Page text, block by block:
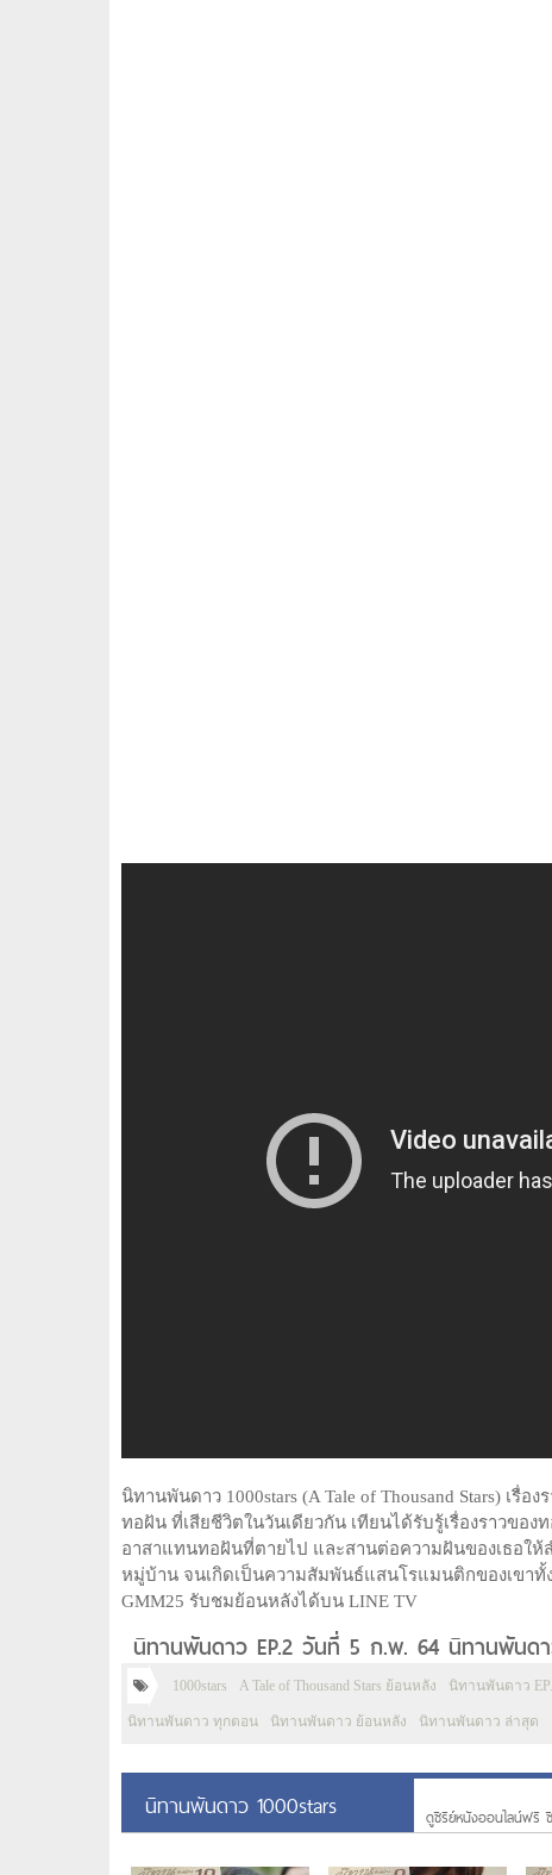
นิทานพันดาว 1000stars (A Tale of Thousand Stars) เ
ทอฝัน ที่เสียชีวิตในวันเดียวกัน เทียนได้รับรู้เรื่องราวขอ
อาสาแทนทอฝันที่ตายไป และสานต่อความฝันของเธอใ
หมู่บ้าน จนเกิดเป็นความสัมพันธ์แสนโรแมนติกของเขา
GMM25 รับชมย้อนหลังได้บน LINE TV
นิทานพันดาว EP.2 วันที่ 5 ก.พ. 64 นิทานพันด
1000stars A Tale of Thousand Stars ย้อนหลัง นิทานพันดาว
นิทานพันดาว ทุกตอน นิทานพันดาว ย้อนหลัง นิทานพันดาว ล่าสุด
นิทานพันดาว 1000stars ดูซีรีย์หนังออนไลน์ฟรี